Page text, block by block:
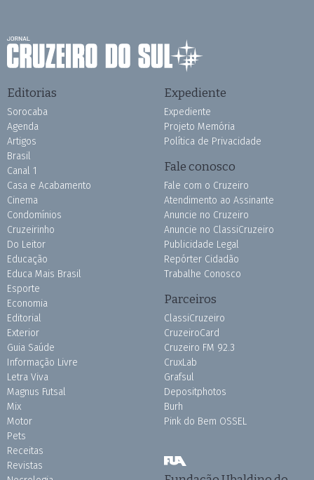
Editorias
Sorocaba
Agenda
Artigos
Brasil
Canal 1
Casa e Acabamento
Cinema
Condomínios
Cruzeirinho
Do Leitor
Educação
Educa Mais Brasil
Esporte
Economia
Editorial
Exterior
Guia Saúde
Informação Livre
Letra Viva
Magnus Futsal
Mix
Motor
Pets
Receitas
Revistas
Expediente
Expediente
Projeto Memória
Política de Privacidade
Fale conosco
Fale com o Cruzeiro
Atendimento ao Assinante
Anuncie no Cruzeiro
Anuncie no ClassiCruzeiro
Publicidade Legal
Repórter Cidadão
Trabalhe Conosco
Parceiros
ClassiCruzeiro
CruzeiroCard
Cruzeiro FM 92.3
CruxLab
Grafsul
Depositphotos
Burh
Pink do Bem OSSEL